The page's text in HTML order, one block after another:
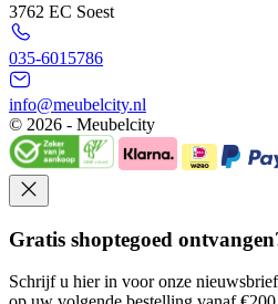
3762 EC Soest
035-6015786
info@meubelcity.nl
© 2026 - Meubelcity
Gratis shoptegoed
Schrijf u hier in voor onze